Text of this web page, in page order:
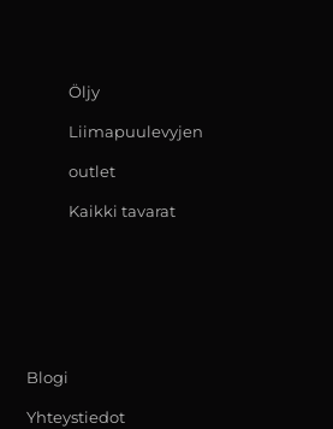
Öljy
Liimapuulevyjen
outlet
Kaikki tavarat
Blogi
Yhteystiedot